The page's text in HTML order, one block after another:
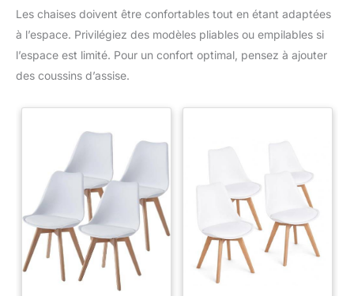
Les chaises doivent être confortables tout en étant adaptées
à l’espace. Privilégiez des modèles pliables ou empilables si
l’espace est limité. Pour un confort optimal, pensez à ajouter
des coussins d’assise.